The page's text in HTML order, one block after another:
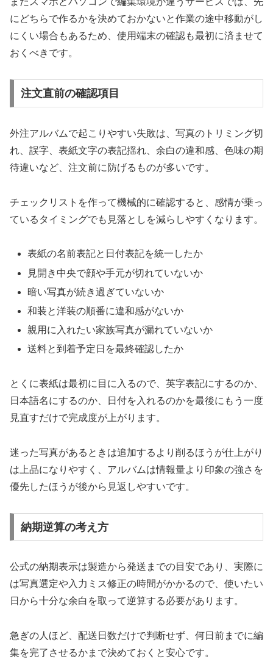
にどちらで作るかを決めておかないと作業の途中移動がし
にくい場合もあるため、使用端末の確認も最初に済ませて
おくべきです。
注文直前の確認項目
外注アルバムで起こりやすい失敗は、写真のトリミング切
れ、誤字、表紙文字の表記揺れ、余白の違和感、色味の期
待違いなど、注文前に防げるものが多いです。
チェックリストを作って機械的に確認すると、感情が乗っ
ているタイミングでも見落としを減らしやすくなります。
表紙の名前表記と日付表記を統一したか
見開き中央で顔や手元が切れていないか
暗い写真が続き過ぎていないか
和装と洋装の順番に違和感がないか
親用に入れたい家族写真が漏れていないか
送料と到着予定日を最終確認したか
とくに表紙は最初に目に入るので、英字表記にするのか、
日本語名にするのか、日付を入れるのかを最後にもう一度
見直すだけで完成度が上がります。
迷った写真があるときは追加するより削るほうが仕上がり
は上品になりやすく、アルバムは情報量より印象の強さを
優先したほうが後から見返しやすいです。
納期逆算の考え方
公式の納期表示は製造から発送までの目安であり、実際に
は写真選定や入力ミス修正の時間がかかるので、使いたい
日から十分な余白を取って逆算する必要があります。
急ぎの人ほど、配送日数だけで判断せず、何日前までに編
集を完了させるかまで決めておくと安心です。